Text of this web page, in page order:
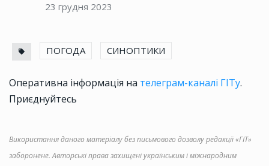
23 грудня 2023
ПОГОДА СИНОПТИКИ
Оперативна інформація на телеграм-каналі ГІТу.
Приєднуйтесь
Використання даного матеріалу без письмового дозволу редакції «ГІТ»
заборонене. Авторські права захищені українським і міжнародним